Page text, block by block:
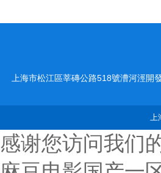
上海市松江區莘磚公路518號漕河涇開
上
感谢您访问我们